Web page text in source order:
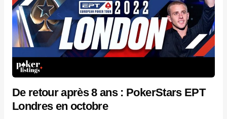
De retour après 8 ans : PokerStars EPT
Londres en octobre